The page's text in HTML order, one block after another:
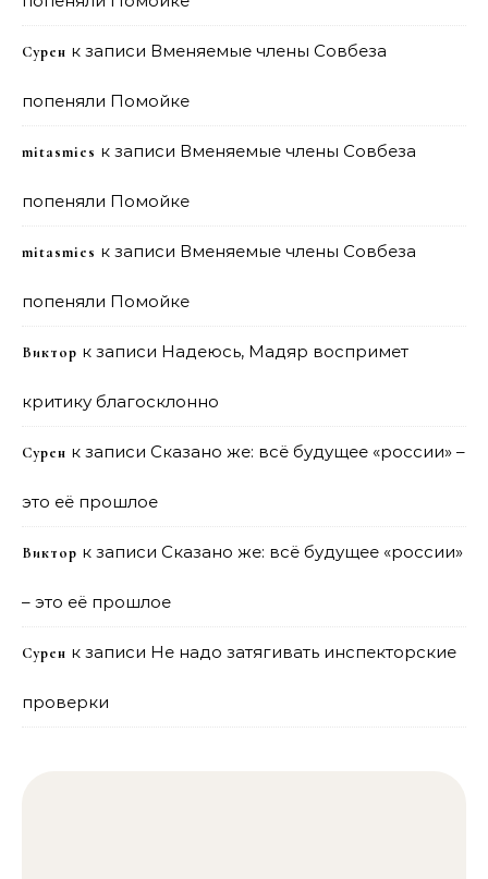
Сурен к записи Вменяемые члены Совбеза
попеняли Помойке
mitasmies к записи Вменяемые члены Совбеза
попеняли Помойке
mitasmies к записи Вменяемые члены Совбеза
попеняли Помойке
Виктор к записи Надеюсь, Мадяр воспримет
критику благосклонно
Сурен к записи Сказано же: всё будущее «россии» –
это её прошлое
Виктор к записи Сказано же: всё будущее «россии»
– это её прошлое
Сурен к записи Не надо затягивать инспекторские
проверки